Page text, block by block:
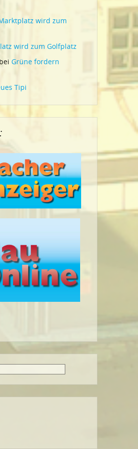
wird zum
wird zum Golfplatz
bei Grüne fordern
Tipi